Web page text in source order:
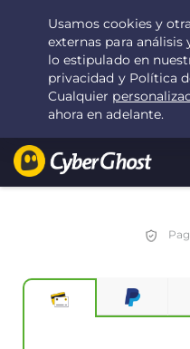
Tu elección: la mejor oferta